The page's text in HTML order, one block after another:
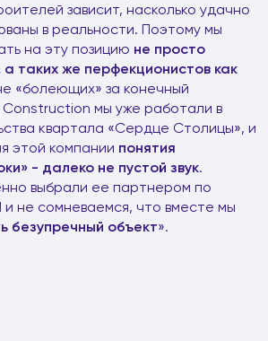
зависит, насколько удачно
в реальности. Поэтому мы
на эту позицию не просто
таких же перфекционистов как
«болеющих» за конечный
Construction мы уже работали в
квартала «Сердце Столицы», и
этой компании понятия
- далеко не пустой звук.
выбрали ее партнером по
и не сомневаемся, что вместе мы
безупречный объект».